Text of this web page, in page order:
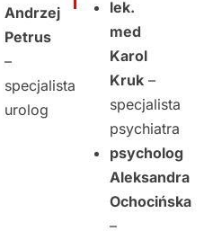
Andrzej
Petrus
–
specjalista
urolog
lek.
med
Karol
Kruk–
specjalista
psychiatra
psycholog
Aleksandra
Ochocińska
–